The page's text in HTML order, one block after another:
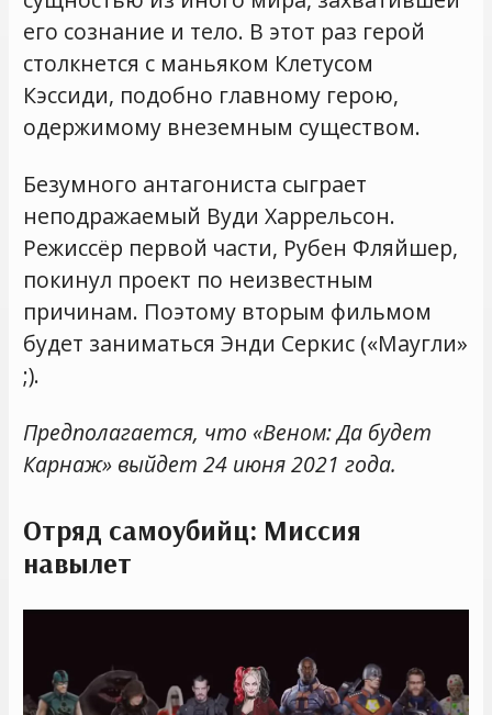
его сознание и тело. В этот раз герой
столкнется с маньяком Клетусом
Кэссиди, подобно главному герою,
одержимому внеземным существом.
Безумного антагониста сыграет
неподражаемый Вуди Харрельсон.
Режиссёр первой части, Рубен Фляйшер,
покинул проект по неизвестным
причинам. Поэтому вторым фильмом
будет заниматься Энди Серкис («Маугли»
;).
Предполагается, что «Веном: Да будет
Карнаж» выйдет 24 июня 2021 года.
Отряд самоубийц: Миссия
навылет